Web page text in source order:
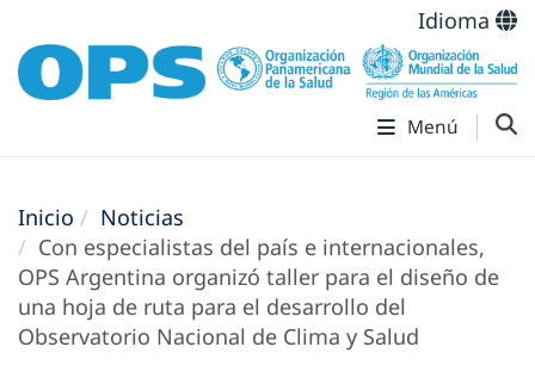
Idioma
Menú
Inicio
Noticias
Con especialistas del país e internacionales,
OPS Argentina organizó taller para el diseño de
una hoja de ruta para el desarrollo del
Observatorio Nacional de Clima y Salud